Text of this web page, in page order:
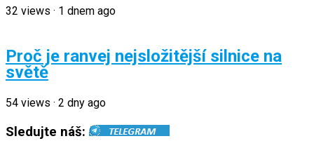
32 views · 1 dnem ago
Proč je ranvej nejsložitější silnice na
světě
54 views · 2 dny ago
Sledujte náš: